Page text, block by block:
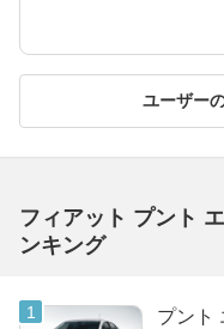
ユーザー
フィアット プント
ンキング
プント